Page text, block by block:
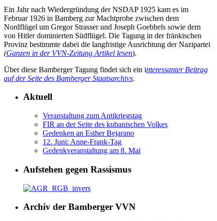
Ein Jahr nach Wiedergründung der NSDAP 1925 kam es im
Februar 1926 in Bamberg zur Machtprobe zwischen dem
Nordflügel um Gregor Strasser und Joseph Goebbels sowie dem
von Hitler dominierten Südflügel. Die Tagung in der fränkischen
Provinz bestimmte dabei die langfristige Ausrichtung der Nazipartei
(Ganzen in der VVN-Zeitung Artikel lesen).
Über diese Bamberger Tagung findet sich ein interessanter Beitrag
auf der Seite des Bamberger Staatsarchivs.
Aktuell
Veranstaltung zum Antikriegstag
FIR an der Seite des kubanischen Volkes
Gedenken an Esther Bejarano
12. Juni: Anne-Frank-Tag
Gedenkveranstaltung am 8. Mai
Aufstehen gegen Rassismus
Archiv der Bamberger VVN